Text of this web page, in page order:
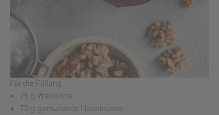
Für die Füllung
75 g Walnüsse
75 g gemahlene Haselnüsse